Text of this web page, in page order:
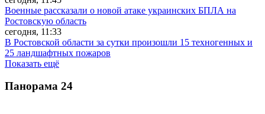
Военные рассказали о новой атаке украинских БПЛА на
Ростовскую область
сегодня, 11:33
В Ростовской области за сутки произошли 15 техногенных и
25 ландшафтных пожаров
Показать ещё
Панорама 24